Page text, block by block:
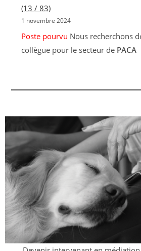
(13 / 83)
1 novembre 2024
Poste pourvu Nous recherchons
collègue pour le secteur de PACA